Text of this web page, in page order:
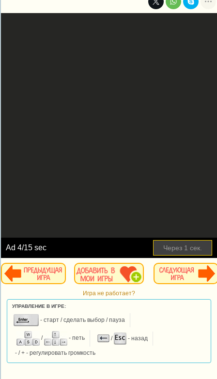
Ad4/15 sec Через 1 сек.
Игра не работает?
УПРАВЛЕНИЕ В ИГРЕ:
- старт / сделать выбор / пауза
/ - петь / - назад
- / + - регулировать громкость